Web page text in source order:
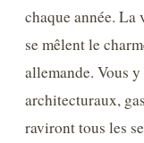
chaque année.
se mêlent le
allemande. Vous
architecturaux,
raviront tous les